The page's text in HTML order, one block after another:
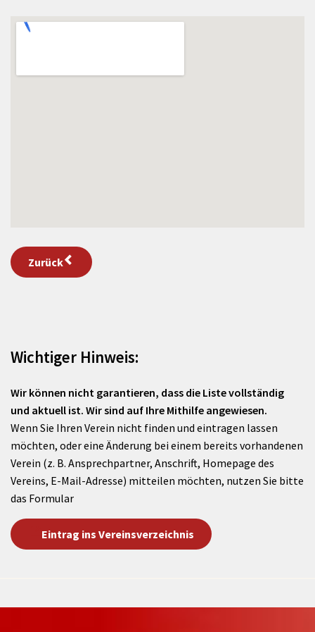
Zurück
Wichtiger Hinweis:
Wir können nicht garantieren, dass die Liste vollständig
und aktuell ist. Wir sind auf Ihre Mithilfe angewiesen.
Wenn Sie Ihren Verein nicht finden und eintragen lassen
möchten, oder eine Änderung bei einem bereits vorhandenen
Verein (z. B. Ansprechpartner, Anschrift, Homepage des
Vereins, E-Mail-Adresse) mitteilen möchten, nutzen Sie bitte
das Formular
Eintrag ins Vereinsverzeichnis